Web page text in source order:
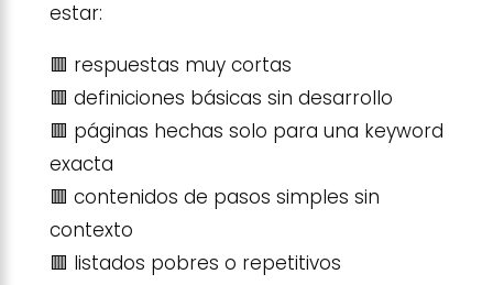
estar:
🟥 respuestas muy cortas
🟥 definiciones básicas sin desarrollo
🟥 páginas hechas solo para una keyword
exacta
🟥 contenidos de pasos simples sin
contexto
🟥 listados pobres o repetitivos